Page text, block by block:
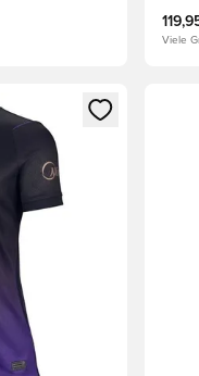
Viele
zum Anmelden oder